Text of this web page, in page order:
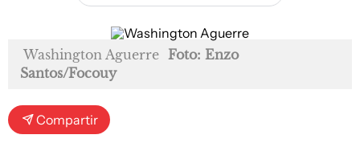
Washington Aguerre Foto: Enzo
Santos/Focouy
Compartir